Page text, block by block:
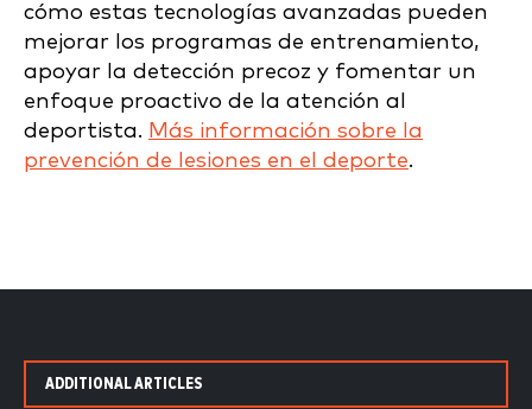
cómo estas tecnologías avanzadas pueden
mejorar los programas de entrenamiento,
apoyar la detección precoz y fomentar un
enfoque proactivo de la atención al
deportista. Más información sobre la
prevención de lesiones en el deporte.
ADDITIONAL ARTICLES